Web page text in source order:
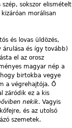
sokszor elismételt
morálisan
és lovas üldözés,
árulása és így tovább)
el az orosz
magyar nép a
birtokba vegye
a végrehajtója. Ő
záródik ez a kis
nekik. Vagyis
és az utolsó
szemetek.